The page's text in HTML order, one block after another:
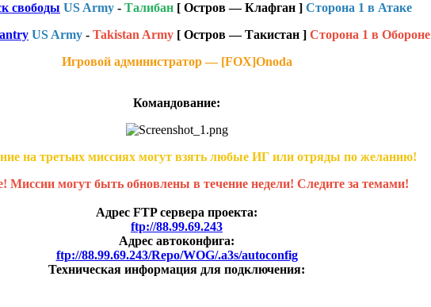
свободы US Army - Талибан [ Остров — Клафган ] Сторона 1 в Атаке
US Army - Takistan Army [ Остров — Такистан ] Сторона 1 в Обороне
Игровой администратор — [FOX]Onoda
Командование:
на третьих миссиях могут взять любые ИГ или отряды по желанию!
Миссии могут быть обновлены в течение недели! Следите за темами!
Адрес FTP сервера проекта:
ftp://88.99.69.243
Адрес автоконфига:
ftp://88.99.69.243/Repo/WOG/.a3s/autoconfig
Техническая информация для подключения: